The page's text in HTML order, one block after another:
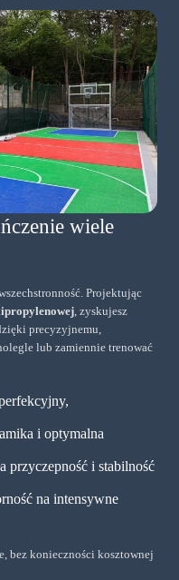
wiele
Projektując
, zyskujesz
precyzyjnemu,
lub zamiennie trenować
i optymalna
przyczepność i stabilność
na intensywne
bez konieczności kosztownej